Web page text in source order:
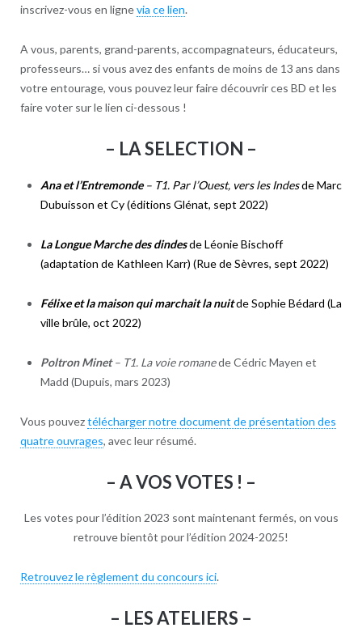
inscrivez-vous en lignevia ce lien.
A vous, parents, grand-parents, accompagnateurs, éducateurs,
professeurs… si vous avez des enfants de moins de 13 ans dans
votre entourage, vous pouvez leur faire découvrir ces BD et les
faire voter sur le lien ci-dessous !
– LA SELECTION –
Ana et l’Entremonde – T1. Par l’Ouest, vers les Indesde Marc
Dubuisson et Cy (éditions Glénat, sept 2022)
La Longue Marche des dindesde Léonie Bischoff
(adaptation de Kathleen Karr) (Rue de Sèvres, sept 2022)
Félixe et la maison qui marchait la nuitde Sophie Bédard (La
ville brûle, oct 2022)
Poltron Minet– T1. La voie romanede Cédric Mayen et
Madd (Dupuis, mars 2023)
Vous pouveztélécharger notre document de présentation des
quatre ouvrages, avec leur résumé.
– A VOS VOTES ! –
Les votes pour l’édition 2023 sont maintenant fermés, on vous
retrouve bientôt pour l’édition 2024-2025!
Retrouvez le règlement du concours ici.
– LES ATELIERS –